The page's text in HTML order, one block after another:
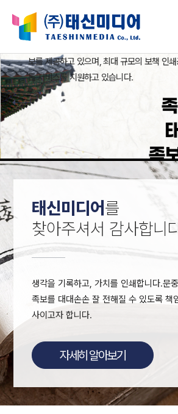
보를 제공하고 있으며, 최대 규모의 보책 인
톱 서비스를 지원하고 있습니다.
족
태신미디어 를
찾아주셔서 감사합니
생각을 기록하고, 가치를 인쇄합니다.문
족보를 대대손손 잘 전해질 수 있도록책
사이고자 합니다.
자세히 알아보기